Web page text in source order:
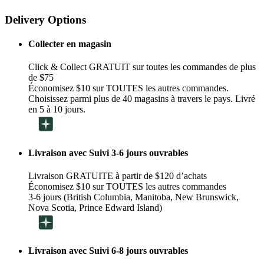
Delivery Options
Collecter en magasin
Click & Collect GRATUIT sur toutes les commandes de plus
de $75
Économisez $10 sur TOUTES les autres commandes.
Choisissez parmi plus de 40 magasins à travers le pays. Livré
en 5 à 10 jours.
Livraison avec Suivi 3-6 jours ouvrables
Livraison GRATUITE à partir de $120 d’achats
Économisez $10 sur TOUTES les autres commandes
3-6 jours (British Columbia, Manitoba, New Brunswick,
Nova Scotia, Prince Edward Island)
Livraison avec Suivi 6-8 jours ouvrables